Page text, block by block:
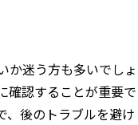
か迷う方も多いでしょ
確認することが重要で
、後のトラブルを避け